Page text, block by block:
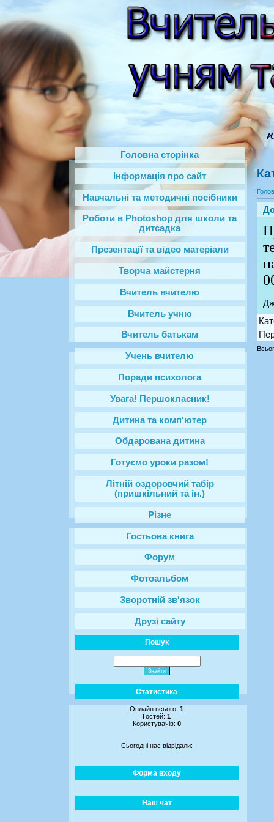
Головна сторінка
Інформація про сайт
Навчальні та методичні посібники
Роботи в Photoshop‎ для школи та
дитсадка
Презентації та відео матеріали
Творча майстерня
Вчитель вчителю
Вчитель учню
Вчитель батькам
Учень вчителю
Поради психолога
Увага! Першокласник!
Дитина та комп'ютер
Обдарована дитина
Готуємо уроки разом!
Літній оздоровчий табір
(пришкільний та ін.)
Різне
Гостьова книга
Форум
Фотоальбом
Зворотній зв'язок
Друзі сайту
Пошук
Статистика
Онлайн всього:1
Гостей:1
Користувачів: 0
Сьогодні нас відвідали:
Форма входу
Наш чат